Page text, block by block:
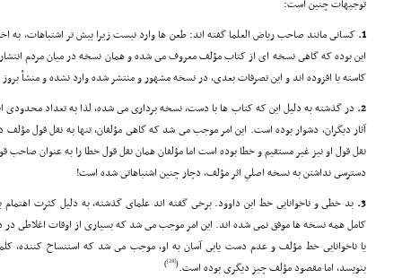
توجیهات چنین است:
1. کسانى مانند صاحب ریاض العلما گفته اند: طعن ها وارد نیست زیرا بیش تر اشتباهات،
این بوده که گاهى نسخه اى از کتاب مؤلف معروف مى شده و همان نسخه در میان مردم
کاسته یا افزوده اند و این تصرفات بعدى، در نسخه مشهور و منتشر شده وارد نشده و منشأ
2. در گذشته به دلیل این که کتاب ها با دست، نسخه بردارى مى شده، لذا به تعداد محدودى
آثار دیگران، دشوار بوده است. این امر موجب مى شد که گاهى مؤلفان، تنها به نقل قول مؤلف
نقل قول او نیز غیر مستقیم و خطا بوده است اما مؤلفان همان نقل قول خطا را به عنوان صاحب
دسترسى نداشتن به نسخه اصلىِ اثر مؤلف، دچار چنین اشتباهاتى شده است!
3. بد خطى و ناخوانایى خط ابن داوود. برخى گفته اند علماى گذشته، به دلیل کثرت اهتمام
کامل همه نسخه ها موفق نمى شده اند. این امر موجب مى شد که بسیارى از اوقات اغلاطى
یا ناخوانایى خط مؤلف و عدم دست یابى آسان به او، موجب مى شد که استنساخ کننده،
بنویسد، اما مقصود مؤلف چیز دیگرى بوده است.(
[28]
)